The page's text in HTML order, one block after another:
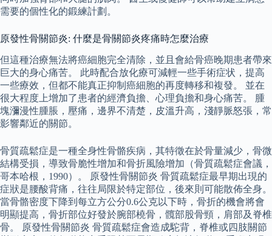
需要的個性化的鍛練計劃。
原發性骨關節炎: 什麼是骨關節炎疼痛時怎麼治療
但這種治療無法將癌細胞完全清除，並且會給骨癌晚期患者帶來
巨大的身心痛苦。 此時配合放化療可減輕一些手術症状，提高
一些療效，但都不能真正抑制癌細胞的再度轉移和複發。 並在
很大程度上增加了患者的經濟負擔、心理負擔和身心痛苦。 腫
塊瀰漫性腫脹，壓痛，邊界不清楚，皮溫升高，淺靜脈怒張，常
影響鄰近的關節。
骨質疏鬆症是一種全身性骨骼疾病，其特徵在於骨量減少，骨微
結構受損，導致骨脆性增加和骨折風險增加（骨質疏鬆症會議，
哥本哈根，1990）。 原發性骨關節炎 骨質疏鬆症最早期出現的
症狀是腰酸背痛，往往局限於特定部位，後來則可能散佈全身。
當骨骼密度下降到每立方公分0.6公克以下時，骨折的機會將會
明顯提高，骨折部位好發於腕部橈骨，髖部股骨頸，肩部及脊椎
骨。 原發性骨關節炎 骨質疏鬆症會造成駝背，脊椎或四肢關節